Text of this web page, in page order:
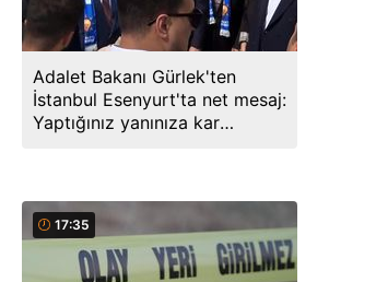
Adalet Bakanı Gürlek'ten
İstanbul Esenyurt'ta net mesaj:
Yaptığınız yanınıza kar
17:35